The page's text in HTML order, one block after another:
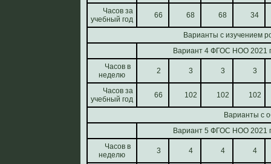
Часов за
учебный год
66 68 68 34
Варианты с изучением
Вариант 4 ФГОС НОО 2021
Часов в
неделю
2 3 3 3
Часов за
учебный год
66 102 102 102
Варианты с
Вариант 5 ФГОС НОО 2021
Часов в
неделю
3 4 4 4